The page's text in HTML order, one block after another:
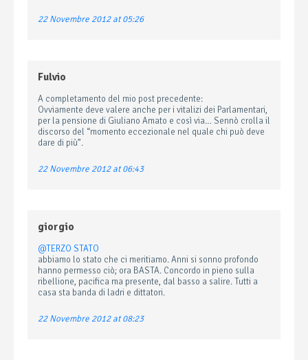
22 Novembre 2012 at 05:26
Fulvio
A completamento del mio post precedente:
Ovviamente deve valere anche per i vitalizi dei Parlamentari,
per la pensione di Giuliano Amato e così via… Sennò crolla il
discorso del “momento eccezionale nel quale chi può deve
dare di più”.
22 Novembre 2012 at 06:43
giorgio
@TERZO STATO
abbiamo lo stato che ci meritiamo. Anni si sonno profondo
hanno permesso ciò; ora BASTA. Concordo in pieno sulla
ribellione, pacifica ma presente, dal basso a salire. Tutti a
casa sta banda di ladri e dittatori.
22 Novembre 2012 at 08:23